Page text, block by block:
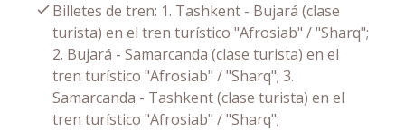
Billetes de tren: 1. Tashkent - Bujará (clase
turista) en el tren turístico "Afrosiab" / "Sharq";
2. Bujará - Samarcanda (clase turista) en el
tren turístico "Afrosiab" / "Sharq"; 3.
Samarcanda - Tashkent (clase turista) en el
tren turístico "Afrosiab" / "Sharq";